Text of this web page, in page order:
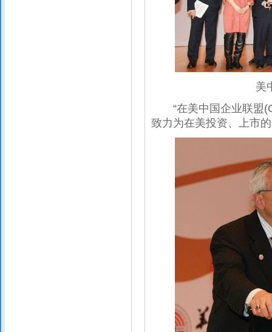
美
“在美中国企业联盟
致力为在美投资、上市